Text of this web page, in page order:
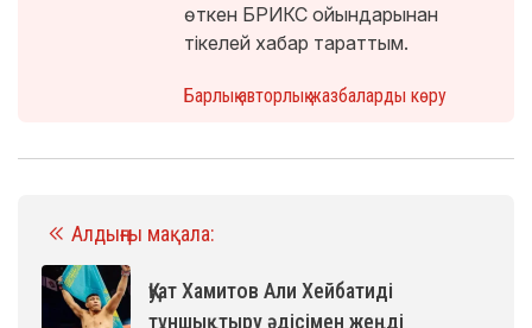
өткен БРИКС ойындарынан
тікелей хабар тараттым.
Барлық авторлық жазбаларды көру
Алдыңғы мақала:
Қуат Хамитов Али Хейбатиді
тұншықтыру әдісімен жеңді